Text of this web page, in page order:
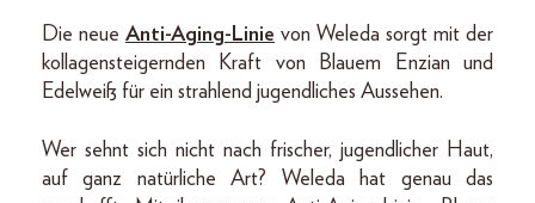
Die neue Anti-Aging-Linie von Weleda sorgt mit der
kollagensteigernden Kraft von Blauem Enzian und
Edelweiß für ein strahlend jugendliches Aussehen.
Wer sehnt sich nicht nach frischer, jugendlicher Haut,
auf ganz natürliche Art? Weleda hat genau das